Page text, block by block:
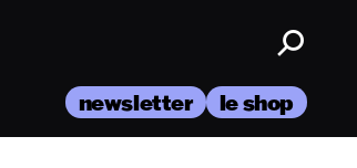
newsletter le shop